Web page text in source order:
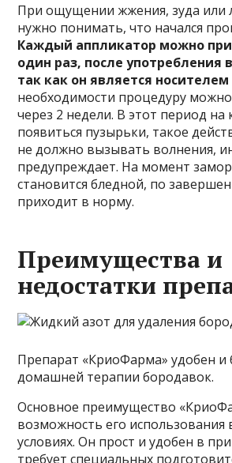
При ощущении жжения, зуда или
нужно понимать, что начался
Каждый аппликатор можно
один раз, после употребления
так как он является носителем
необходимости процедуру
через 2 недели. В этот период на
появиться пузырьки, такое
не должно вызывать волнения,
предупреждает. На момент
становится бледной, по
приходит в норму.
Преимущества и
недостатки
Препарат «КриоФарма» удобен и
домашней терапии бородавок.
Основное преимущество
возможность его
условиях. Он прост и удобен в
требует специальных